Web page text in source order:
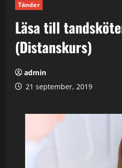
Tänder
Läsa till
(Distanskurs)
admin
21 september, 2019